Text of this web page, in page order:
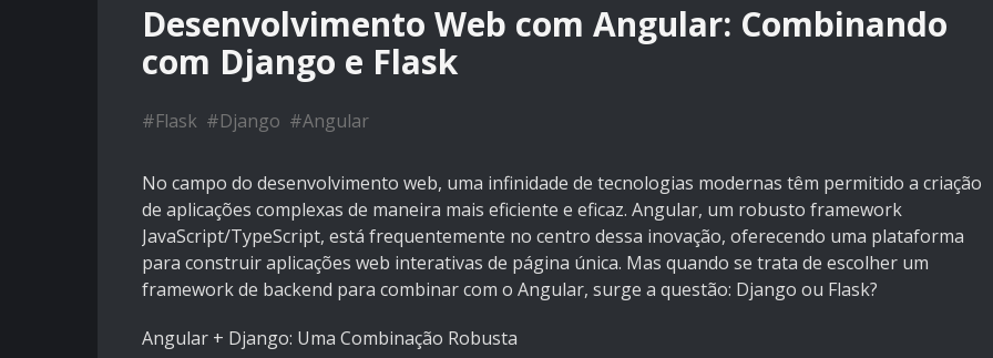
Desenvolvimento Web com Angular: Combinando
com Django e Flask
#Flask #Django #Angular
No campo do desenvolvimento web, uma infinidade de tecnologias modernas têm permitido a criação
de aplicações complexas de maneira mais eficiente e eficaz. Angular, um robusto framework
JavaScript/TypeScript, está frequentemente no centro dessa inovação, oferecendo uma plataforma
para construir aplicações web interativas de página única. Mas quando se trata de escolher um
framework de backend para combinar com o Angular, surge a questão: Django ou Flask?
Angular + Django: Uma Combinação Robusta